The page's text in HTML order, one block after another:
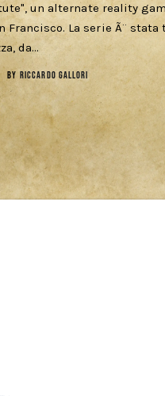
un alternate reality
Francisco. La serie Ã¨ stata
da…
BY RICCARDO GALLORI